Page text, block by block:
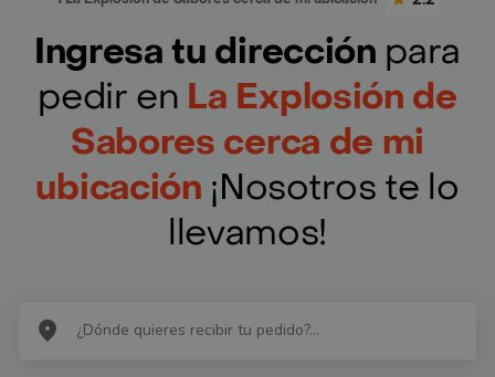
Ingresa tu dirección para
pedir en La Explosión de
Sabores cerca de mi
ubicación ¡Nosotros te lo
llevamos!